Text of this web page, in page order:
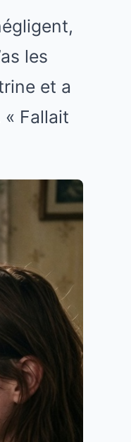
les
et a
Fallait